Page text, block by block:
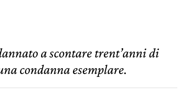
a scontare trent’anni di
condanna esemplare.